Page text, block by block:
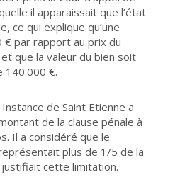
il apparaissait que l’état
ce qui explique qu’une
€ par rapport au prix du
que la valeur du bien soit
140.000 €.
de Saint Etienne a
de la clause pénale à
Il a considéré que le
plus de 1/5 de la
cette limitation.